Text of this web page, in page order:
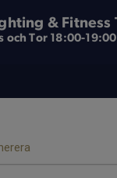
och Tor 18:00-19:00